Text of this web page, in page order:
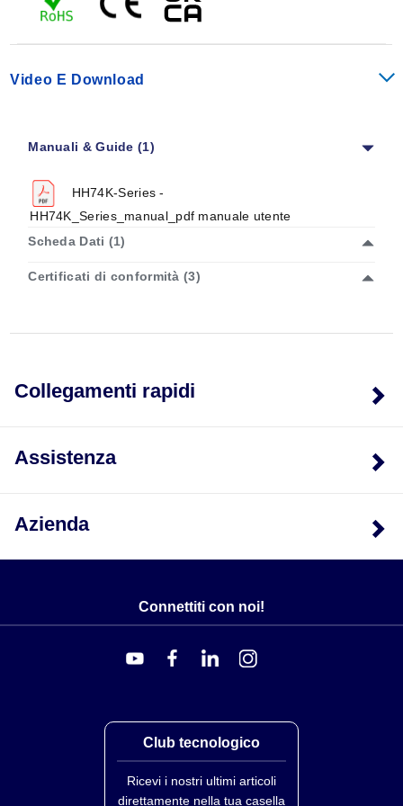
+/- (0,3% lett. + 2 °F) su intervalli °F
Risoluzione: 0,1 °C Intervallo: -59,9 a 199,9 °C
Risoluzione: 1 °C Intervallo: -100 a -60 °C, 200 a 850
Video E Download
Manuali & Guide (1)
HH74K-Series -
HH74K_Series_manual_pdf manuale utente
Scheda Dati (1)
Certificati di conformità (3)
Collegamenti rapidi
Assistenza
Azienda
Connettiti con noi!
Club tecnologico
Ricevi i nostri ultimi articoli
direttamente nella tua casella